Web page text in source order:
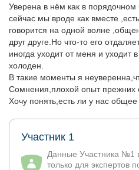
Уверена в нём как в порядочном
сейчас мы вроде как вместе
говорится на одной волне
друг друге.Но что-то его
иногда уходит от меня и уходит
холоден.
В такие моменты я
Сомнения,плохой опыт прежних
Хочу понять,есть ли у нас
Участник 1
Данные Участника №1
только для экспертов